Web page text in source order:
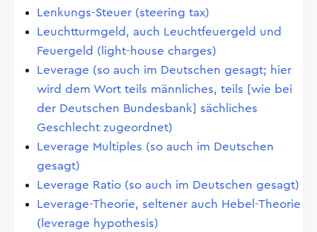
Lenkungs-Steuer (steering tax)
Leuchtturmgeld, auch Leuchtfeuergeld und
Feuergeld (light-house charges)
Leverage (so auch im Deutschen gesagt; hier
wird dem Wort teils männliches, teils [wie bei
der Deutschen Bundesbank] sächliches
Geschlecht zugeordnet)
Leverage Multiples (so auch im Deutschen
gesagt)
Leverage Ratio (so auch im Deutschen gesagt)
Leverage-Theorie, seltener auch Hebel-Theorie
(leverage hypothesis)